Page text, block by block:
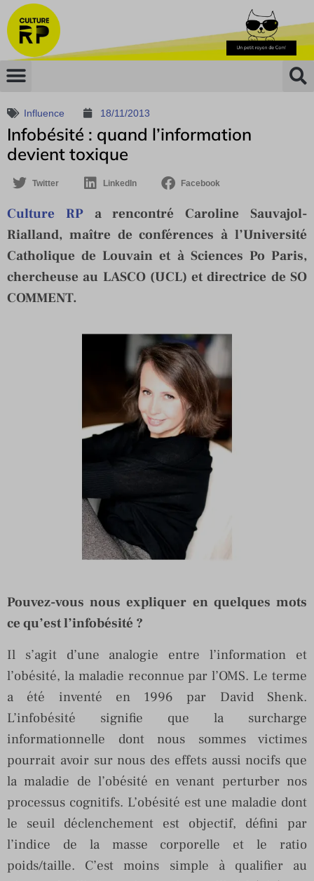
Influence 18/11/2013
Infobésité : quand l’information
devient toxique
Twitter LinkedIn Facebook
Culture RPa rencontré Caroline Sauvajol-
Rialland, maître de conférences à l’Université
Catholique de Louvain et à Sciences Po Paris,
chercheuse au LASCO (UCL) et directrice de SO
COMMENT.
Pouvez-vous nous expliquer en quelques mots
ce qu’est l’infobésité ?
Il s’agit d’une analogie entre l’information et
l’obésité, la maladie reconnue par l’OMS. Le terme
a été inventé en 1996 par David Shenk.
L’infobésité signifie que la surcharge
informationnelle dont nous sommes victimes
pourrait avoir sur nous des effets aussi nocifs que
la maladie de l’obésité en venant perturber nos
processus cognitifs. L’obésité est une maladie dont
le seuil déclenchement est objectif, défini par
l’indice de la masse corporelle et le ratio
poids/taille. C’est moins simple à qualifier au